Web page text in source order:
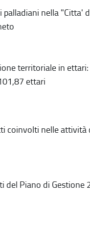
palladiani nella "Citta'
territoriale in
ettari
coinvolti nelle attività
del Piano di Gestione